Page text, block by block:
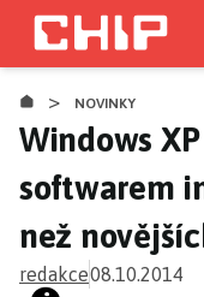
Přejít
hlavnímu
obsahu
> NOVINKY
Windows
softwarem
než
redakce08.10.2014